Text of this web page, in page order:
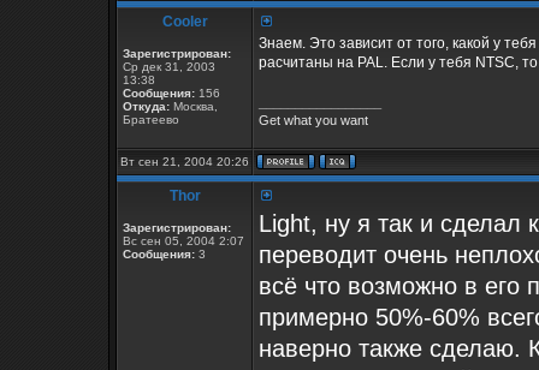
Cooler
Зарегистрирован:
Ср дек 31, 2003
13:38
Сообщения: 156
Откуда: Москва,
Братеево
Знаем. Это зависит от того, какой у
расчитаны на PAL. Если у тебя NTSC,
Get what you want
Вт сен 21, 2004 20:26
Thor
Зарегистрирован:
Вс сен 05, 2004 2:07
Сообщения: 3
Light, ну я так и сделал
переводит очень
всё что возможно в его
примерно 50%-60%
наверно также сделаю.